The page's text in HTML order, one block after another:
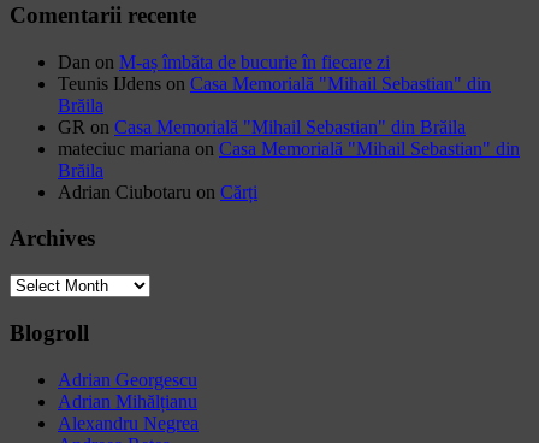
Comentarii recente
Dan on M-aș îmbăta de bucurie în fiecare zi
Teunis IJdens on Casa Memorială "Mihail Sebastian" din
Brăila
GR on Casa Memorială "Mihail Sebastian" din Brăila
mateciuc mariana on Casa Memorială "Mihail Sebastian" din
Brăila
Adrian Ciubotaru on Cărți
Archives
Archives
Blogroll
Adrian Georgescu
Adrian Mihălțianu
Alexandru Negrea